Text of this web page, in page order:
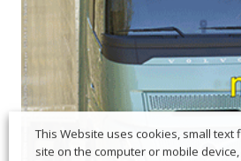
This Website uses cookies, small text
site on the computer or mobile